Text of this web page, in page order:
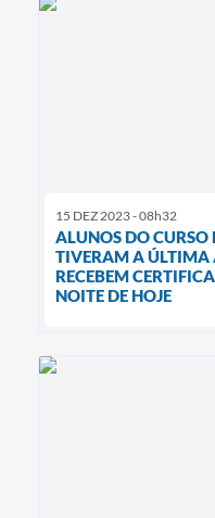
15 DEZ 2023 - 08h32
ALUNOS DO CURSO
TIVERAM A ÚLTIMA
RECEBEM
NOITE DE HOJE